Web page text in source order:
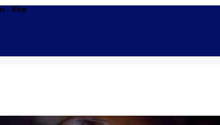
- Blog
Promoções